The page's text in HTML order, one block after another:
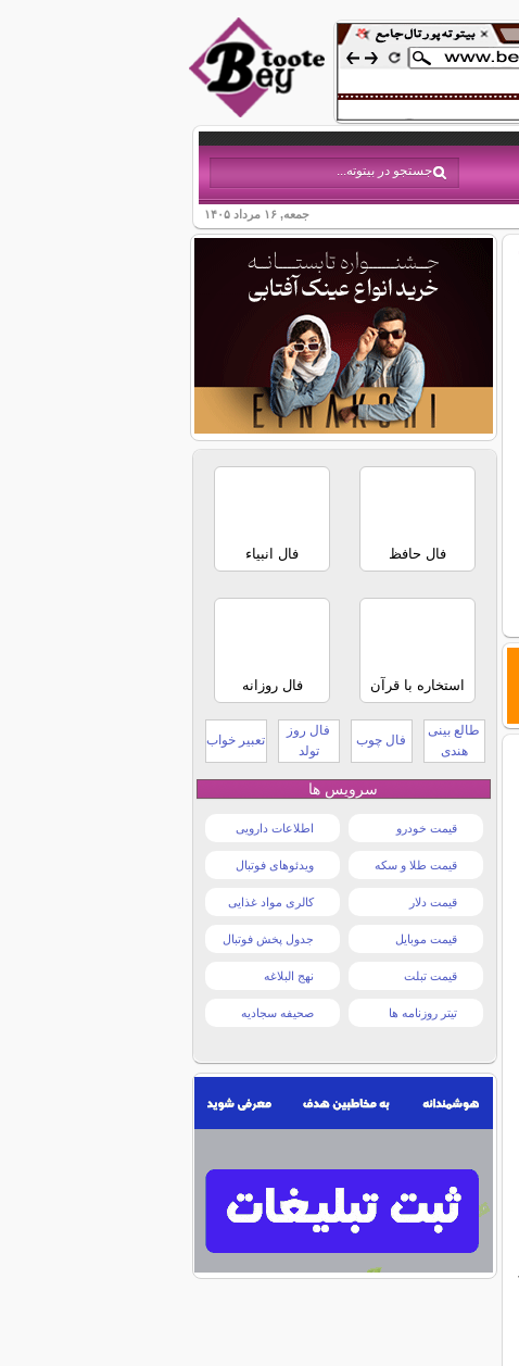
جمعه, ۱۶ مرداد ۱۴۰۵
فال حافظ فال انبیاء
استخاره با قرآن فال روزانه
طالع بینی
هندی
فال چوب
فال روز
تولد
تعبیر خواب
سرویس ها
قیمت خودرو اطلاعات دارویی
قیمت طلا و سکه ویدئوهای فوتبال
قیمت دلار کالری مواد غذایی
قیمت موبایل جدول پخش فوتبال
قیمت تبلت نهج البلاغه
تیتر روزنامه ها صحیفه سجادیه